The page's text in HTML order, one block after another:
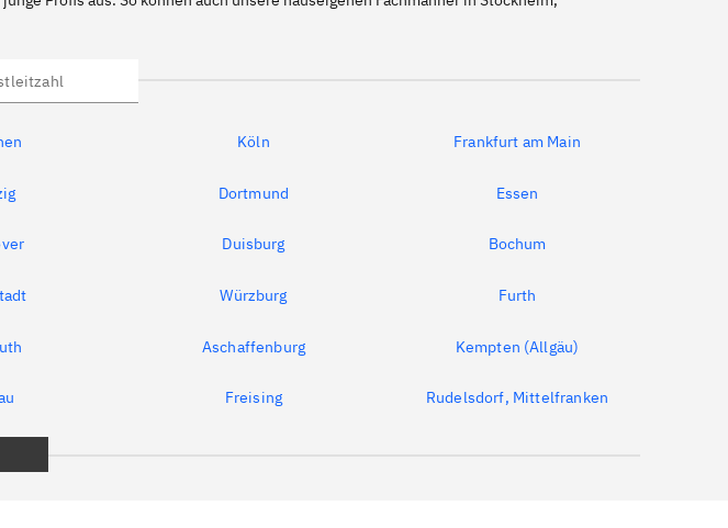
Köln Frankfurt am Main
Dortmund Essen
Duisburg Bochum
Würzburg Furth
Aschaffenburg Kempten (Allgäu)
Freising Rudelsdorf, Mittelfranken